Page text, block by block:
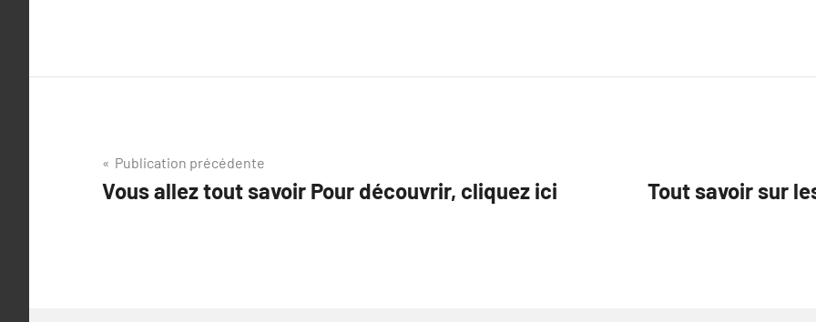
Navigation
de
Publication précédente
Vous allez tout savoir Pour découvrir, cliquez ici
Tout savoir sur